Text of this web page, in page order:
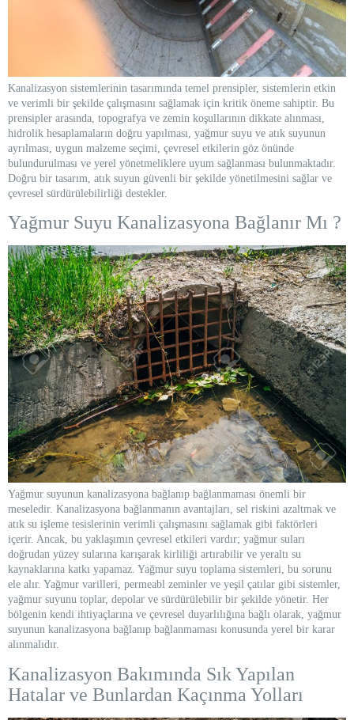
Kanalizasyon sistemlerinin tasarımında temel prensipler, sistemlerin etkin
ve verimli bir şekilde çalışmasını sağlamak için kritik öneme sahiptir. Bu
prensipler arasında, topografya ve zemin koşullarının dikkate alınması,
hidrolik hesaplamaların doğru yapılması, yağmur suyu ve atık suyunun
ayrılması, uygun malzeme seçimi, çevresel etkilerin göz önünde
bulundurulması ve yerel yönetmeliklere uyum sağlanması bulunmaktadır.
Doğru bir tasarım, atık suyun güvenli bir şekilde yönetilmesini sağlar ve
çevresel sürdürülebilirliği destekler.
Yağmur Suyu Kanalizasyona Bağlanır Mı ?
Yağmur suyunun kanalizasyona bağlanıp bağlanmaması önemli bir
meseledir. Kanalizasyona bağlanmanın avantajları, sel riskini azaltmak ve
atık su işleme tesislerinin verimli çalışmasını sağlamak gibi faktörleri
içerir. Ancak, bu yaklaşımın çevresel etkileri vardır; yağmur suları
doğrudan yüzey sularına karışarak kirliliği artırabilir ve yeraltı su
kaynaklarına katkı yapamaz. Yağmur suyu toplama sistemleri, bu sorunu
ele alır. Yağmur varilleri, permeabl zeminler ve yeşil çatılar gibi sistemler,
yağmur suyunu toplar, depolar ve sürdürülebilir bir şekilde yönetir. Her
bölgenin kendi ihtiyaçlarına ve çevresel duyarlılığına bağlı olarak, yağmur
suyunun kanalizasyona bağlanıp bağlanmaması konusunda yerel bir karar
alınmalıdır.
Kanalizasyon Bakımında Sık Yapılan
Hatalar ve Bunlardan Kaçınma Yolları